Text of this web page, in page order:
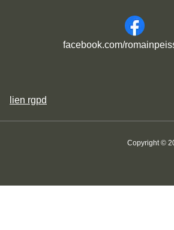
facebook.com/
lien rgpd
Copyright ©